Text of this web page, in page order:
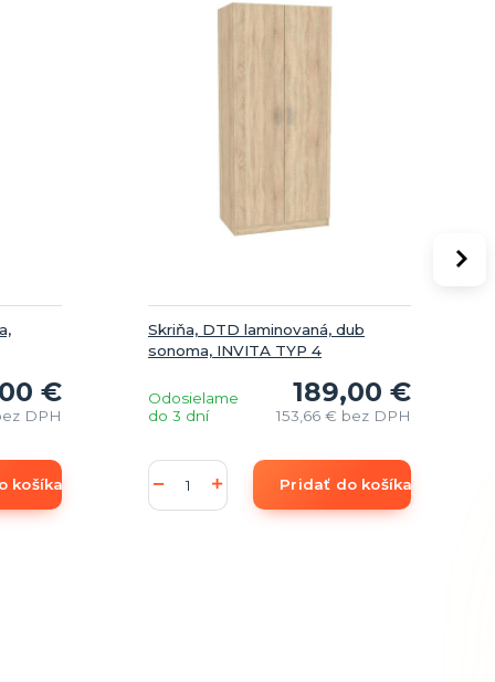
€
DPH
košíka
Skriňa, DTD laminovaná, dub
sonoma, INVITA TYP 4
189,00 €
153,66 € bez DPH
Odosielame
do 3 dní
Pridať do košíka